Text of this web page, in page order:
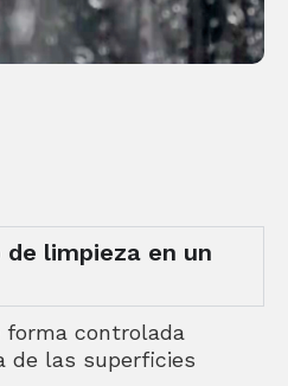
limpieza en un
controlada
de las superficies